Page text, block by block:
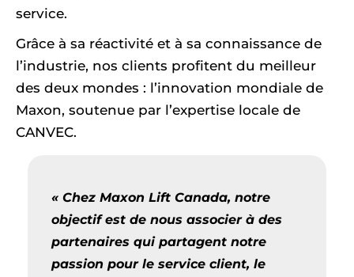
service.
Grâce à sa réactivité et à sa connaissance de
l’industrie, nos clients profitent du meilleur
des deux mondes : l’innovation mondiale de
Maxon, soutenue par l’expertise locale de
CANVEC.
« Chez Maxon Lift Canada, notre
objectif est de nous associer à des
partenaires qui partagent notre
passion pour le service client, le